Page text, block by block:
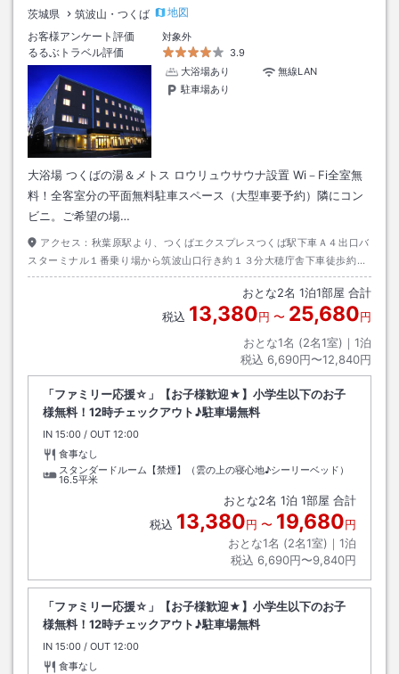
茨城県 筑波山・つくば
地図
お客様アンケート評価
対象外
るるぶトラベル評価
3.9
大浴場あり
無線LAN
駐車場あり
大浴場 つくばの湯＆メトス ロウリュウサウナ設置 Wi－Fi全室無
料！全客室分の平面無料駐車スペース（大型車要予約）隣にコン
ビニ。ご希望の場…
アクセス： 秋葉原駅より、つくばエクスプレスつくば駅下車Ａ４出口バ
スターミナル１番乗り場から筑波山口行き約１３分大穂庁舎下車徒歩約７
分
おとな2名 1泊1部屋 合計
税込 13,380円 〜 25,680円
おとな1名 (2名1室)｜ 1泊
税込 6,690円〜12,840円
「ファミリー応援☆」【お子様歓迎★】小学生以下のお子
様無料！12時チェックアウト♪駐車場無料
IN チェックイン
15:00 / OUT チェックアウト
12:00
食事なし
スタンダードルーム【禁煙】（雲の上の寝心地♪シーリーベッド）
16.5平米
おとな2名 1泊 1部屋 合計
税込 13,380円 〜 19,680円
おとな1名 (2名1室)｜ 1泊
税込 6,690円〜9,840円
「ファミリー応援☆」【お子様歓迎★】小学生以下のお子
様無料！12時チェックアウト♪駐車場無料
IN チェックイン
15:00 / OUT チェックアウト
12:00
食事なし